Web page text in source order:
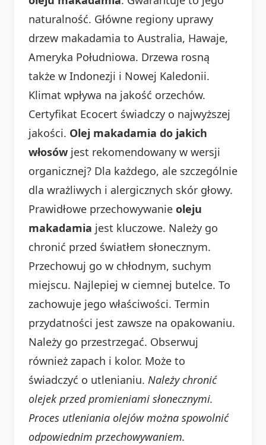
naturalność. Główne regiony uprawy
drzew makadamia to Australia, Hawaje,
Ameryka Południowa. Drzewa rosną
także w Indonezji i Nowej Kaledonii.
Klimat wpływa na jakość orzechów.
Certyfikat Ecocert świadczy o najwyższej
jakości. Olej makadamia do jakich
włosów jest rekomendowany w wersji
organicznej? Dla każdego, ale szczególnie
dla wrażliwych i alergicznych skór głowy.
Prawidłowe przechowywanie oleju
makadamia jest kluczowe. Należy go
chronić przed światłem słonecznym.
Przechowuj go w chłodnym, suchym
miejscu. Najlepiej w ciemnej butelce. To
zachowuje jego właściwości. Termin
przydatności jest zawsze na opakowaniu.
Należy go przestrzegać. Obserwuj
również zapach i kolor. Może to
świadczyć o utlenianiu. Należy chronić
olejek przed promieniami słonecznymi.
Proces utleniania olejów można spowolnić
odpowiednim przechowywaniem.